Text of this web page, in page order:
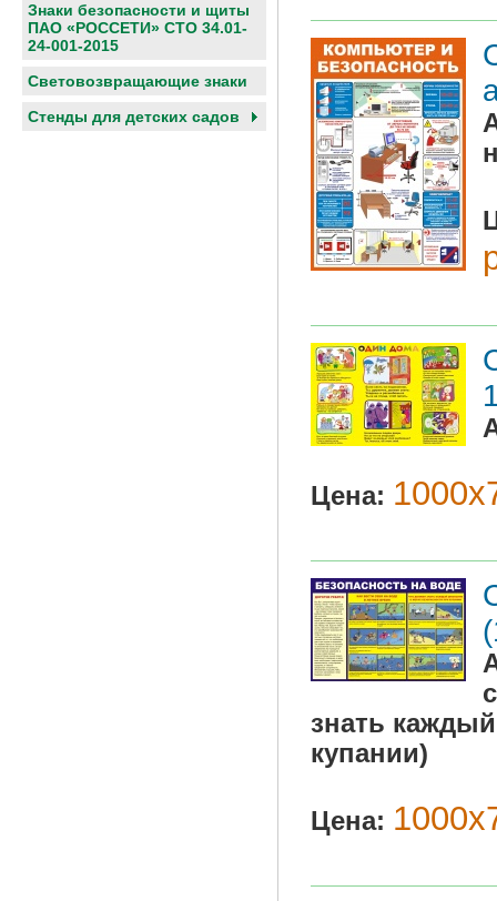
Знаки безопасности и щиты
ПАО «РОССЕТИ» СТО 34.01-
24-001-2015
Световозвращающие знаки
Cтенды для детских садов
Цена:
знать
купании)
Цена: